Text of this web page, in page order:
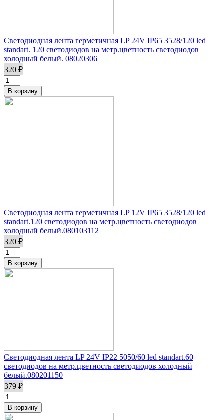
Светодиодная лента герметичная LP 24V IP65 3528/120 led
standart. 120 светодиодов на метр.цветность светодиодов
холодный белый. 08020306
320 ₽
Светодиодная лента герметичная LP 12V IP65 3528/120 led
standart.120 светодиодов на метр.цветность светодиодов
холодный белый.080103112
320 ₽
Светодиодная лента LP 24V IP22 5050/60 led standart.60
светодиодов на метр.цветность светодиодов холодный
белый.080201150
379 ₽